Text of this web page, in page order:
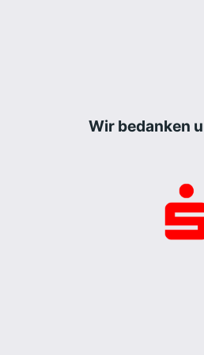
Wir bedanken